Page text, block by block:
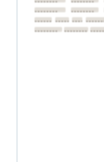
••••••••
••••••••
••••••••
••••••••
••••••••••••••••••••••••
••••••••
••••••••